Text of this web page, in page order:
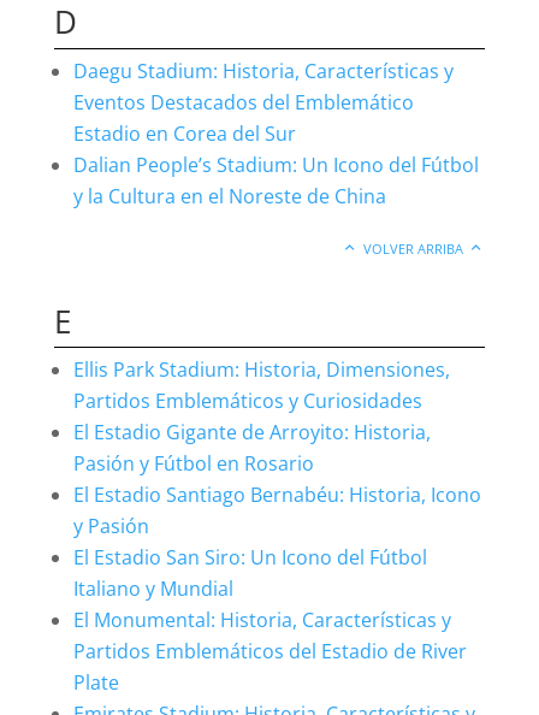
D
Daegu Stadium: Historia, Características y
Eventos Destacados del Emblemático
Estadio en Corea del Sur
Dalian People’s Stadium: Un Icono del Fútbol
y la Cultura en el Noreste de China
VOLVER ARRIBA
E
Ellis Park Stadium: Historia, Dimensiones,
Partidos Emblemáticos y Curiosidades
El Estadio Gigante de Arroyito: Historia,
Pasión y Fútbol en Rosario
El Estadio Santiago Bernabéu: Historia, Icono
y Pasión
El Estadio San Siro: Un Icono del Fútbol
Italiano y Mundial
El Monumental: Historia, Características y
Partidos Emblemáticos del Estadio de River
Plate